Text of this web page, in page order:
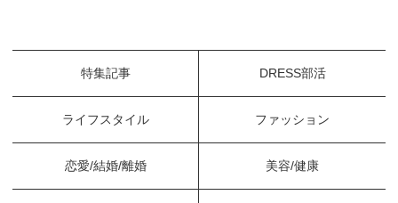
特集記事 DRESS部活
ライフスタイル ファッション
恋愛/結婚/離婚 美容/健康